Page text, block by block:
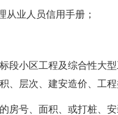
从业人员信用手册；
段小区工程及综合性大
、层次、建安造价、工程
房号、面积、或打桩、